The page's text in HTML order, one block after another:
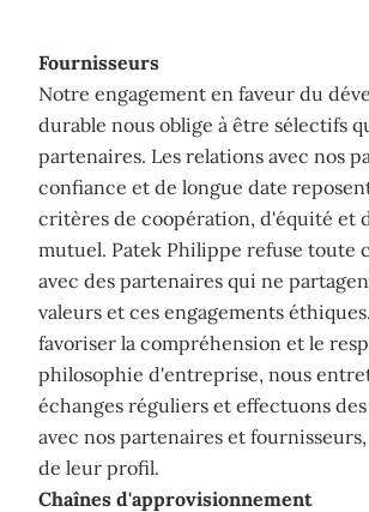
Fournisseurs
Notre engagement en faveur du
durable nous oblige à être sélectifs
partenaires. Les relations avec nos
confiance et de longue date
critères de coopération, d'équité et
mutuel. Patek Philippe refuse toute
avec des partenaires qui ne
valeurs et ces engagements
favoriser la compréhension et le
philosophie d'entreprise, nous
échanges réguliers et effectuons
avec nos partenaires et
de leur profil.
Chaînes d'approvisionnement